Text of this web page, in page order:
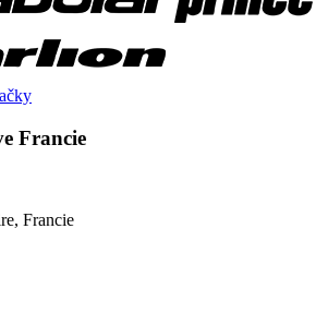
Francie
Francie